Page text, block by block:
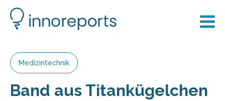
Medizintechnik
Band aus Titankügelchen